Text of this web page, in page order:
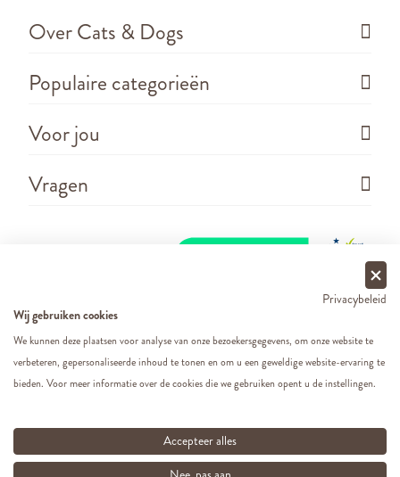
Over Cats & Dogs
Populaire categorieën
Voor jou
Vragen
Copyright ©2026 - Cats&Dogs - Website byeWings
e-commerce
Privacybeleid
Wij gebruiken cookies
We kunnen deze plaatsen voor analyse van onze bezoekersgegevens, om onze website te
verbeteren, gepersonaliseerde inhoud te tonen en om u een geweldige website-ervaring te
bieden. Voor meer informatie over de cookies die we gebruiken opent u de instellingen.
Accepteer alles